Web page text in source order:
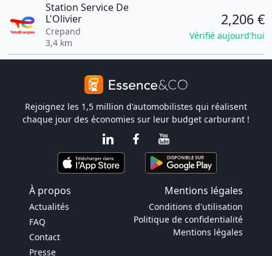
Station Service De
L'Olivier
Crepand
3,4 km
2,206 €
Vérifié aujourd'hui
Rejoignez les 1,5 million d'automobilistes qui réalisent
chaque jour des économies sur leur budget carburant !
À propos Mentions légales
Actualités
FAQ
Contact
Presse
Conditions d'utilisation
Politique de confidentialité
Mentions légales